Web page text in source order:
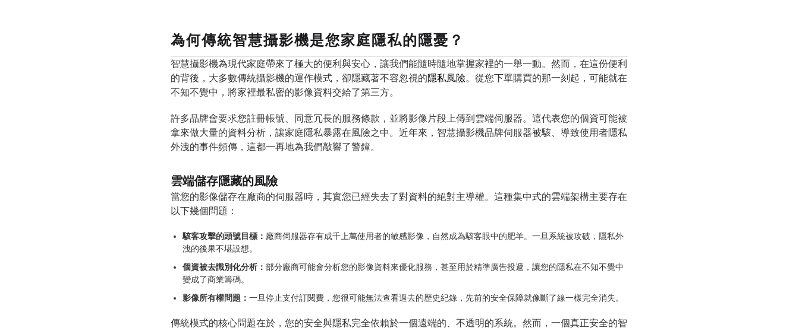
為何傳統智慧攝影機是您家庭隱私的隱憂？
智慧攝影機為現代家庭帶來了極大的便利與安心，讓我們能隨時隨地掌握家裡的一舉一動。然而，在這份便利
的背後，大多數傳統攝影機的運作模式，卻隱藏著不容忽視的隱私風險。從您下單購買的那一刻起，可能就在
不知不覺中，將家裡最私密的影像資料交給了第三方。
許多品牌會要求您註冊帳號、同意冗長的服務條款，並將影像片段上傳到雲端伺服器。這代表您的個資可能被
拿來做大量的資料分析，讓家庭隱私暴露在風險之中。近年來，智慧攝影機品牌伺服器被駭、導致使用者隱私
外洩的事件頻傳，這都一再地為我們敲響了警鐘。
雲端儲存隱藏的風險
當您的影像儲存在廠商的伺服器時，其實您已經失去了對資料的絕對主導權。這種集中式的雲端架構主要存在
以下幾個問題：
駭客攻擊的頭號目標： 廠商伺服器存有成千上萬使用者的敏感影像，自然成為駭客眼中的肥羊。一旦系統被攻破，隱私外
洩的後果不堪設想。
個資被去識別化分析： 部分廠商可能會分析您的影像資料來優化服務，甚至用於精準廣告投遞，讓您的隱私在不知不覺中
變成了商業籌碼。
影像所有權問題： 一旦停止支付訂閱費，您很可能無法查看過去的歷史紀錄，先前的安全保障就像斷了線一樣完全消失。
傳統模式的核心問題在於，您的安全與隱私完全依賴於一個遠端的、不透明的系統。然而，一個真正安全的智